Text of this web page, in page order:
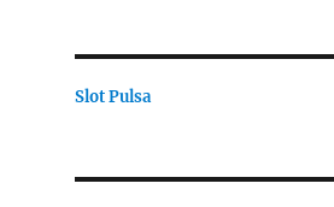
Slot Pulsa